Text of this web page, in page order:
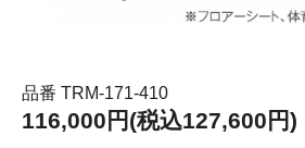
品番 TRM-171-410
116,000円(税込127,600円)